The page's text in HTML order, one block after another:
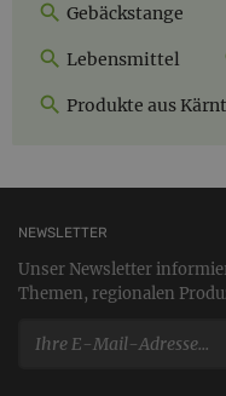
Gebäckstange
Lebensmittel
Produkte aus
NEWSLETTER
Unser Newsletter
Themen, regionalen